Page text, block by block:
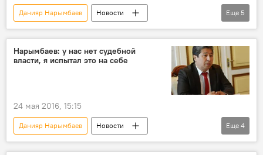
Данияр Нарымбаев
Новости
Кыргызстан
Общество
Отставка и задержание Данияра Нарымбаева
Задержание депутата Хаджимурата Коркмазова
Еще 5
Нарымбаев: у нас нет судебной
власти, я испытал это на себе
24 мая 2016, 15:15
Данияр Нарымбаев
Новости
Кыргызстан
Общество
Еще 4